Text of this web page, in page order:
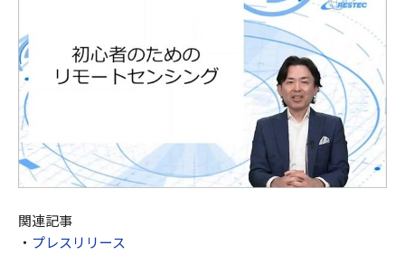
関連記事
・ プレスリリース